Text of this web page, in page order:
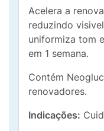
Acelera a
reduzindo
uniformiza tom
em 1 semana.
Contém
renovadores.
Indicações: